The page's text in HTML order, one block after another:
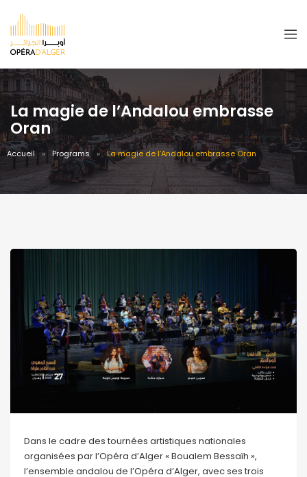
La magie de l’Andalou embrasse
Oran
Accueil Programs La magie de l’Andalou embrasse Oran
Dans le cadre des tournées artistiques nationales
organisées par l’Opéra d’Alger « Boualem Bessaïh »,
l’ensemble andalou de l’Opéra d’Alger, avec ses trois